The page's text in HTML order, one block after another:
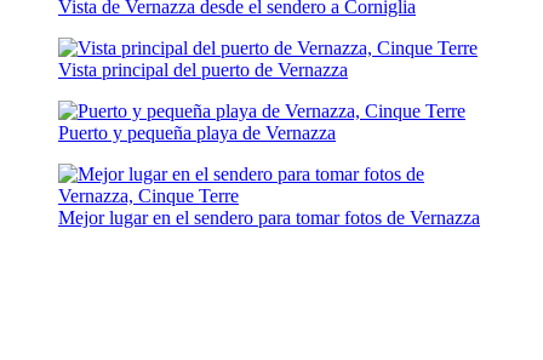
Vista de Vernazza desde el sendero a Corniglia
Vista principal del puerto de Vernazza
Puerto y pequeña playa de Vernazza
Mejor lugar en el sendero para tomar fotos de Vernazza